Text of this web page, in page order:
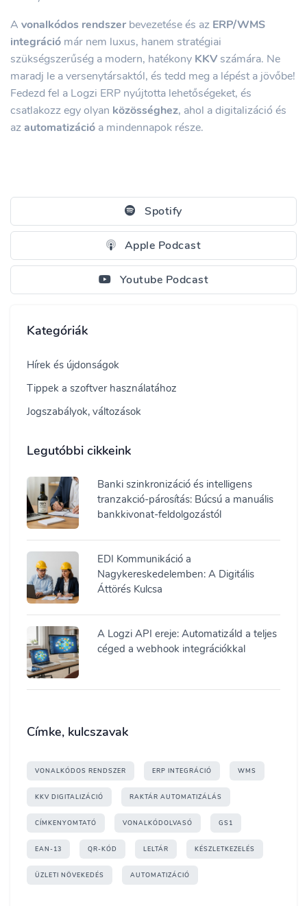
A vonalkódos rendszer bevezetése és az ERP/WMS
integráció már nem luxus, hanem stratégiai
szükségszerűség a modern, hatékony KKV számára. Ne
maradj le a versenytársaktól, és tedd meg a lépést a jövőbe!
Fedezd fel a Logzi ERP nyújtotta lehetőségeket, és
csatlakozz egy olyan közösséghez, ahol a digitalizáció és
azautomatizáció a mindennapok része.
Spotify
Apple Podcast
Youtube Podcast
Kategóriák
Hírek és újdonságok
Tippek a szoftver használatához
Jogszabályok, változások
Legutóbbi cikkeink
Banki szinkronizáció és intelligens
tranzakció-párosítás: Búcsú a manuális
bankkivonat-feldolgozástól
EDI Kommunikáció a
Nagykereskedelemben: A Digitális
Áttörés Kulcsa
A Logzi API ereje: Automatizáld a teljes
céged a webhook integrációkkal
Címke, kulcszavak
VONALKÓDOS RENDSZER ERP INTEGRÁCIÓ WMS
KKV DIGITALIZÁCIÓ RAKTÁR AUTOMATIZÁLÁS
CÍMKENYOMTATÓ VONALKÓDOLVASÓ GS1
EAN-13 QR-KÓD LELTÁR KÉSZLETKEZELÉS
ÜZLETI NÖVEKEDÉS AUTOMATIZÁCIÓ